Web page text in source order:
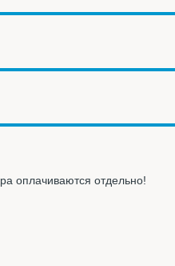
оплачиваются отдельно!